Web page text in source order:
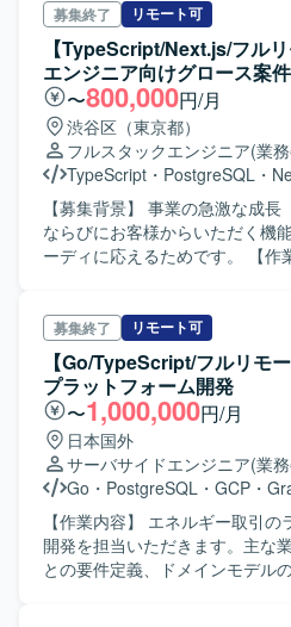
担当します。 【開発環境】 言語としてはKotlinとTypeScript
を使用し、フレームワーク/ラ
gRPC, Hibernate, Koin, Next.js,
ビルド/パッケージ管理はGradle,
います。テストにはJUnit,
を使用し、DB/メッセージング
Cloud Pub/Subを使用します。
Build, Docker, Cloud Runを活用
します。モニタリング/ロギング
Trace, Cloud Loggingを使用し
募集終了 リモート可
【TypeScript/Next.js/フル
エンジニア向けグロース案件
〜800,000円/月
渋谷区（東京都）
フルスタックエンジニア(業
TypeScript ・ PostgreSQL ・
【募集背景】 事業の急激な成長
ならびにお客様からいただく機
ーディに応えるためです。 【作業内容】 開発プロセスの最
トコード作成、内部品質向上も
【求める人物像】 急成長中の
プロダクトを増やして社会的な
や、プロダクトの価値最大化の
たい方。 【ポジションの魅力】 自分たちの作ったものが顧
客の事業成長につながることを
タックを用いて世の中の課題を
ができます。 【開発環境】 フロント・バックエンドともに
TypeScriptで統一された環境で
用いて型安全な開発を行ってい
募集終了 リモート可
【Go/TypeScript/フルリモ
プラットフォーム開発
〜1,000,000円/月
日本国外
サーバサイドエンジニア(業
Go ・ PostgreSQL ・ GCP ・
【作業内容】 エネルギー取引
開発を担当いただきます。主な
との要件定義、ドメインモデル